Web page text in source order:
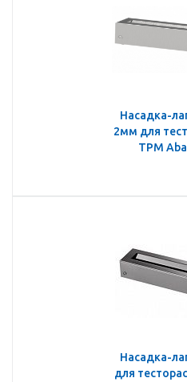
Насадка-
2мм для
ТРМ
Насадка-
для